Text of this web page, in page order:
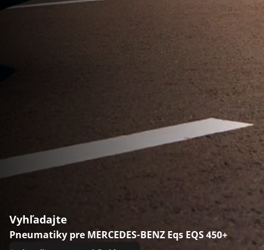
Vyhľadajte
Pneumatiky pre MERCEDES-BENZ Eqs EQS 450+